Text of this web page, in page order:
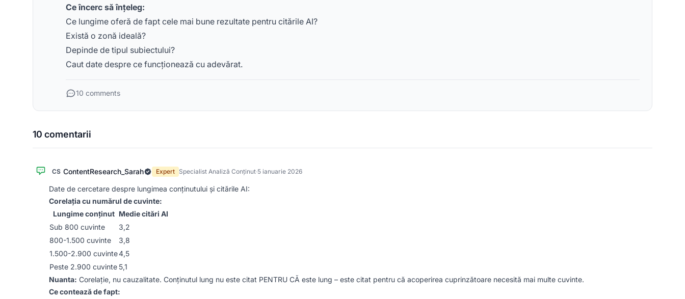
Ce încerc să înțeleg:
Ce lungime oferă de fapt cele mai bune rezultate pentru citările AI?
Există o zonă ideală?
Depinde de tipul subiectului?
Caut date despre ce funcționează cu adevărat.
10 comments
10 comentarii
CS ContentResearch_Sarah Expert Specialist Analiză Conținut·5 ianuarie 2026
Date de cercetare despre lungimea conținutului și citările AI:
Corelația cu numărul de cuvinte:
Lungime conținut Medie citări AI
Sub 800 cuvinte
3,2
800-1.500 cuvinte
3,8
1.500-2.900 cuvinte4,5
Peste 2.900 cuvinte 5,1
Nuanta: Corelație, nu cauzalitate. Conținutul lung nu este citat PENTRU CĂ este lung – este citat pentru că acoperirea cuprinzătoare necesită mai multe cuvinte.
Ce contează de fapt: